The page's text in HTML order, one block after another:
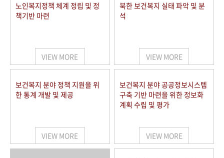
노인복지정책 체계 정립 및 정
책기반 마련
VIEW MORE
북한 보건복지 실태 파악 및 분
석
VIEW MORE
보건복지 분야 정책 지원을 위
한 통계 개발 및 제공
VIEW MORE
보건복지 분야 공공정보시스템
구축 기반 마련을 위한 정보화
계획 수립 및 평가
VIEW MORE